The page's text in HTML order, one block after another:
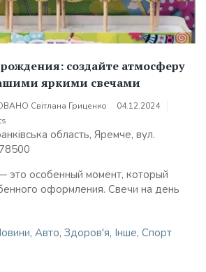
создайте атмосферу
яркими свечами
Світлана Гриценко
04.12.2024
область, Яремче, вул.
особенный момент, который
оформления. Свечи на день
, Авто, Здоров'я, Інше, Спорт